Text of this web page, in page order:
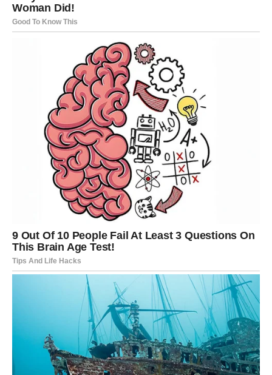
Pametni potezi iz prošlosti sada donose rezultate.
Lijepa vijest stiže neočekivano
Blizanci bi mogli dobiti informaciju koja potpuno mijenja
njihovo raspoloženje.
Ono što vas raduje dolazi iz pravca iz kojeg se najmanje
Poruka zvijezda
Budite otvoreni za pozitivna iznenađenja.
RAK
EMOTIVNA SREĆA DONOSI VELIKI
OSMIJEH
Rakovi su među znakovima koji uskoro imaju poseban
razlog za slavlje.